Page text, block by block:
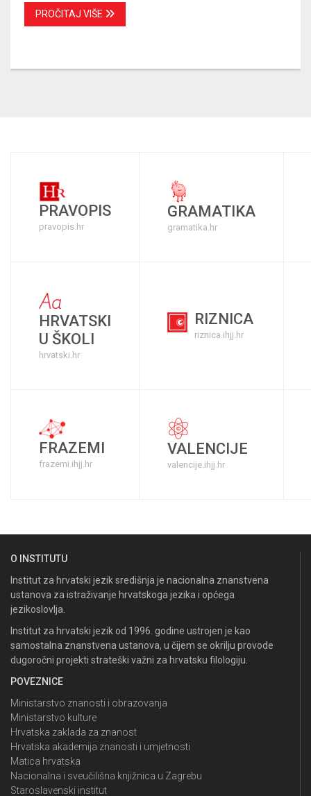
PROČITAJ VIŠE
PRAVOPIS
pravopis.hr
GRAMATIKA
gramatika.hr
HRVATSKI
U ŠKOLI
hrvatski.hr
RIZNICA
riznica.ihjj.hr
FRAZEMI
frazemi.ihjj.hr
VALENCIJE
valencije.ihjj.hr
O INSTITUTU
Institut za hrvatski jezik središnja je nacionalna znanstvena
ustanova za istraživanje hrvatskoga jezika i općega
jezikoslovlja.
Institut za hrvatski jezik od 1996. godine ustrojen je kao
samostalna znanstvena ustanova, u čijem se okrilju provode
dugoročni projekti strateški važni za hrvatsku filologiju.
POVEZNICE
Ministarstvo znanosti i obrazovanja
Ministarstvo kulture
Hrvatska zaklada za znanost
Hrvatska akademija znanosti i umjetnosti
Matica hrvatska
Nacionalna i sveučilišna knjižnica u Zagrebu
Staroslavenski institut